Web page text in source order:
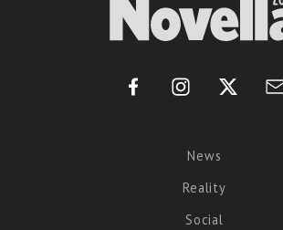
News
Reality
Social